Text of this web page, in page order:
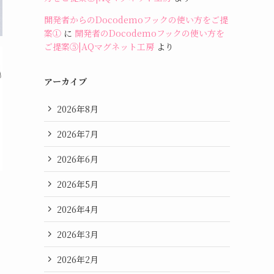
開発者からのDocodemoフックの使い方をご提
案① に 開発者のDocodemoフックの使い方を
ご提案⑤|AQマグネット工房 より
アーカイブ
2026年8月
2026年7月
2026年6月
2026年5月
2026年4月
2026年3月
2026年2月